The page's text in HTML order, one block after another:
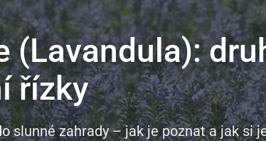
(Lavandula):
řízky
slunné zahrady – jak je poznat a jak si